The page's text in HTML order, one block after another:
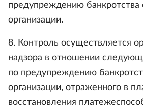
предупреждению банкротства
организации.
8. Контроль осуществляется
надзора в отношении
по предупреждению
организации, отраженного в
восстановления